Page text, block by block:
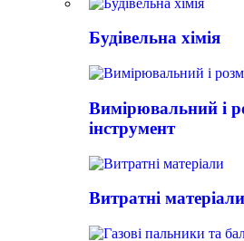
Будівельна хімія
Вимірювальний і
інструмент
Витратні матеріали